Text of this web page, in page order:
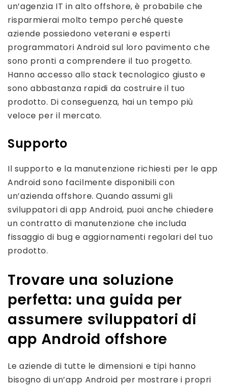
un’agenzia IT in alto offshore, è probabile che
risparmierai molto tempo perché queste
aziende possiedono veterani e esperti
programmatori Android sul loro pavimento che
sono pronti a comprendere il tuo progetto.
Hanno accesso allo stack tecnologico giusto e
sono abbastanza rapidi da costruire il tuo
prodotto. Di conseguenza, hai un tempo più
veloce per il mercato.
Supporto
Il supporto e la manutenzione richiesti per le app
Android sono facilmente disponibili con
un’azienda offshore. Quando assumi gli
sviluppatori di app Android, puoi anche chiedere
un contratto di manutenzione che includa
fissaggio di bug e aggiornamenti regolari del tuo
prodotto.
Trovare una soluzione
perfetta: una guida per
assumere sviluppatori di
app Android offshore
Le aziende di tutte le dimensioni e tipi hanno
bisogno di un’app Android per mostrare i propri